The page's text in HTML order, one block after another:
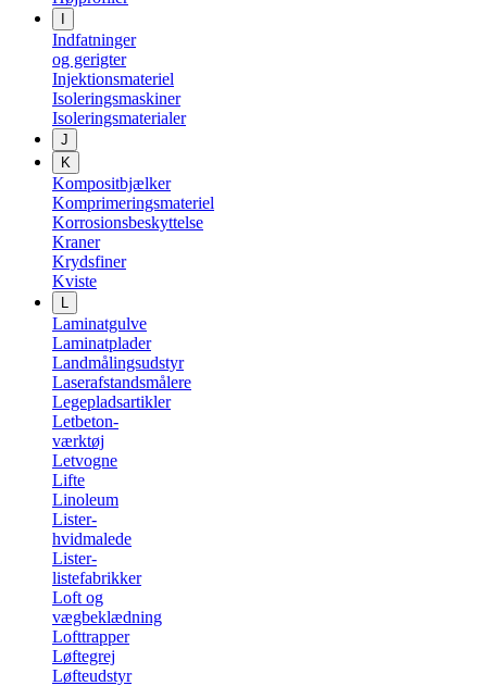
Indfatninger
og gerigter
Injektionsmateriel
Isoleringsmaskiner
Isoleringsmaterialer
J
K
Kompositbjælker
Komprimeringsmateriel
Korrosionsbeskyttelse
Kraner
Krydsfiner
Kviste
L
Laminatgulve
Laminatplader
Landmålingsudstyr
Laserafstandsmålere
Legepladsartikler
Letbeton-
værktøj
Letvogne
Lifte
Linoleum
Lister-
hvidmalede
Lister-
listefabrikker
Loft og
vægbeklædning
Lofttrapper
Løftegrej
Løfteudstyr